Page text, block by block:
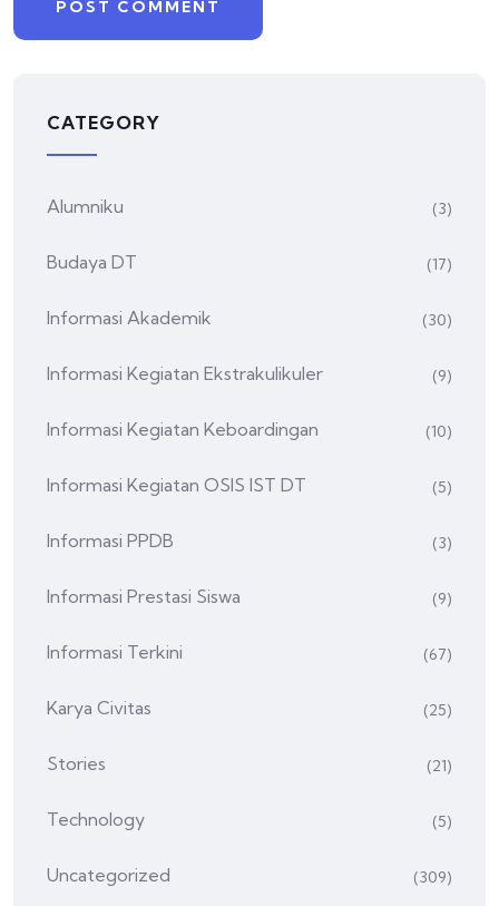
CATEGORY
Alumniku (3)
Budaya DT (17)
Informasi Akademik (30)
Informasi Kegiatan Ekstrakulikuler (9)
Informasi Kegiatan Keboardingan (10)
Informasi Kegiatan OSIS IST DT (5)
Informasi PPDB (3)
Informasi Prestasi Siswa (9)
Informasi Terkini (67)
Karya Civitas (25)
Stories (21)
Technology (5)
Uncategorized (309)